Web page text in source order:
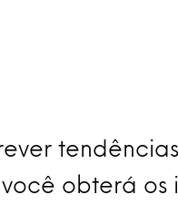
obterá os